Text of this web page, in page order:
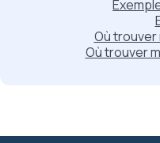
Où
Où trouver